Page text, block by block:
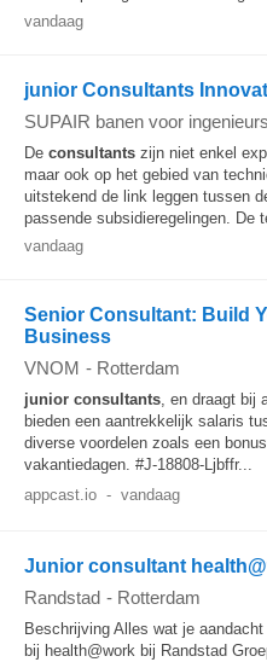
vandaag
junior Consultants
SUPAIR banen voor ingenieurs
De consultants zijn niet enkel
maar ook op het gebied van
uitstekend de link leggen tussen
passende subsidieregelingen. De
vandaag
Senior Consultant: Build
Business
VNOM - Rotterdam
junior consultants, en draagt bij
bieden een aantrekkelijk salaris
diverse voordelen zoals een
vakantiedagen. #J-18808-Ljbffr...
appcast.io - vandaag
Junior consultant
Randstad - Rotterdam
Beschrijving Alles wat je
bij health@work bij Randstad